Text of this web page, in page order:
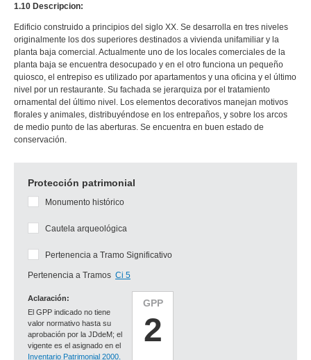
1.10 Descripcion:
Edificio construido a principios del siglo XX. Se desarrolla en tres niveles
originalmente los dos superiores destinados a vivienda unifamiliar y la
planta baja comercial. Actualmente uno de los locales comerciales de la
planta baja se encuentra desocupado y en el otro funciona un pequeño
quiosco, el entrepiso es utilizado por apartamentos y una oficina y el último
nivel por un restaurante. Su fachada se jerarquiza por el tratamiento
ornamental del último nivel. Los elementos decorativos manejan motivos
florales y animales, distribuyéndose en los entrepaños, y sobre los arcos
de medio punto de las aberturas. Se encuentra en buen estado de
conservación.
Protección patrimonial
GPP
2
Aclaración:
El GPP indicado no tiene
valor normativo hasta su
aprobación por la JDdeM; el
vigente es el asignado en el
Inventario Patrimonial 2000.
Monumento histórico
Cautela arqueológica
Pertenencia a Tramo Significativo
Pertenencia a Tramos Ci 5